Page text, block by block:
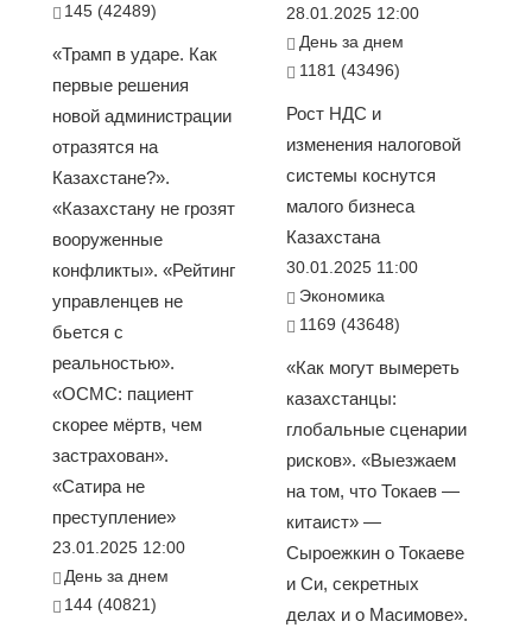
145 (42489)
«Трамп в ударе. Как
первые решения
новой администрации
отразятся на
Казахстане?».
«Казахстану не грозят
вооруженные
конфликты». «Рейтинг
управленцев не
бьется с
реальностью».
«ОСМС: пациент
скорее мёртв, чем
застрахован».
«Сатира не
преступление»
23.01.2025 12:00
День за днем
144 (40821)
28.01.2025 12:00
День за днем
1181 (43496)
Рост НДС и
изменения налоговой
системы коснутся
малого бизнеса
Казахстана
30.01.2025 11:00
Экономика
1169 (43648)
«Как могут вымереть
казахстанцы:
глобальные сценарии
рисков». «Выезжаем
на том, что Токаев —
китаист» —
Сыроежкин о Токаеве
и Си, секретных
делах и о Масимове».